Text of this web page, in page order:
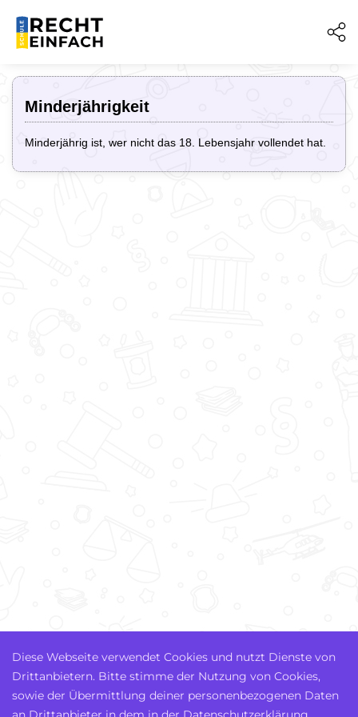
Minderjährigkeit
Minderjährig ist, wer nicht das 18. Lebensjahr vollendet hat.
Diese Webseite verwendet Cookies und nutzt Dienste von
Drittanbietern. Bitte stimme der Nutzung von Cookies,
sowie der Übermittlung deiner personenbezogenen Daten